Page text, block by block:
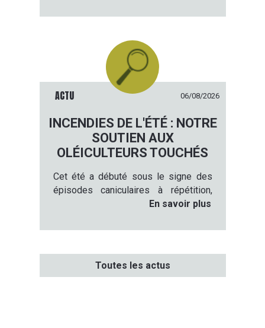
analyse foliaire de vos oliviers.
ACTU 06/08/2026
INCENDIES DE L'ÉTÉ : NOTRE
SOUTIEN AUX
OLÉICULTEURS TOUCHÉS
Cet été a débuté sous le signe des
épisodes caniculaires à répétition,
favorisant la survenue de nombreux
France.
En savoir plus
Toutes les actus